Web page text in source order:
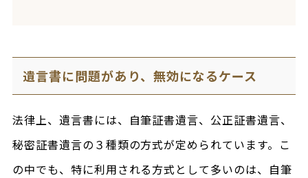
遺言書に問題があり、無効になるケース
法律上、遺言書には、自筆証書遺言、公正証書遺言、
秘密証書遺言の３種類の方式が定められています。こ
の中でも、特に利用される方式として多いのは、自筆